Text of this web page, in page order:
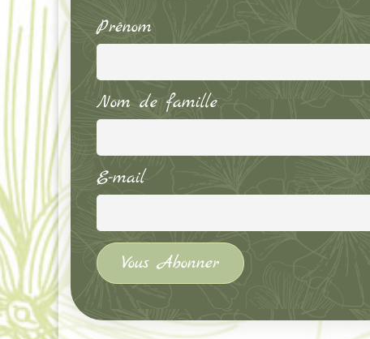
Prénom
Nom de famille
E-mail